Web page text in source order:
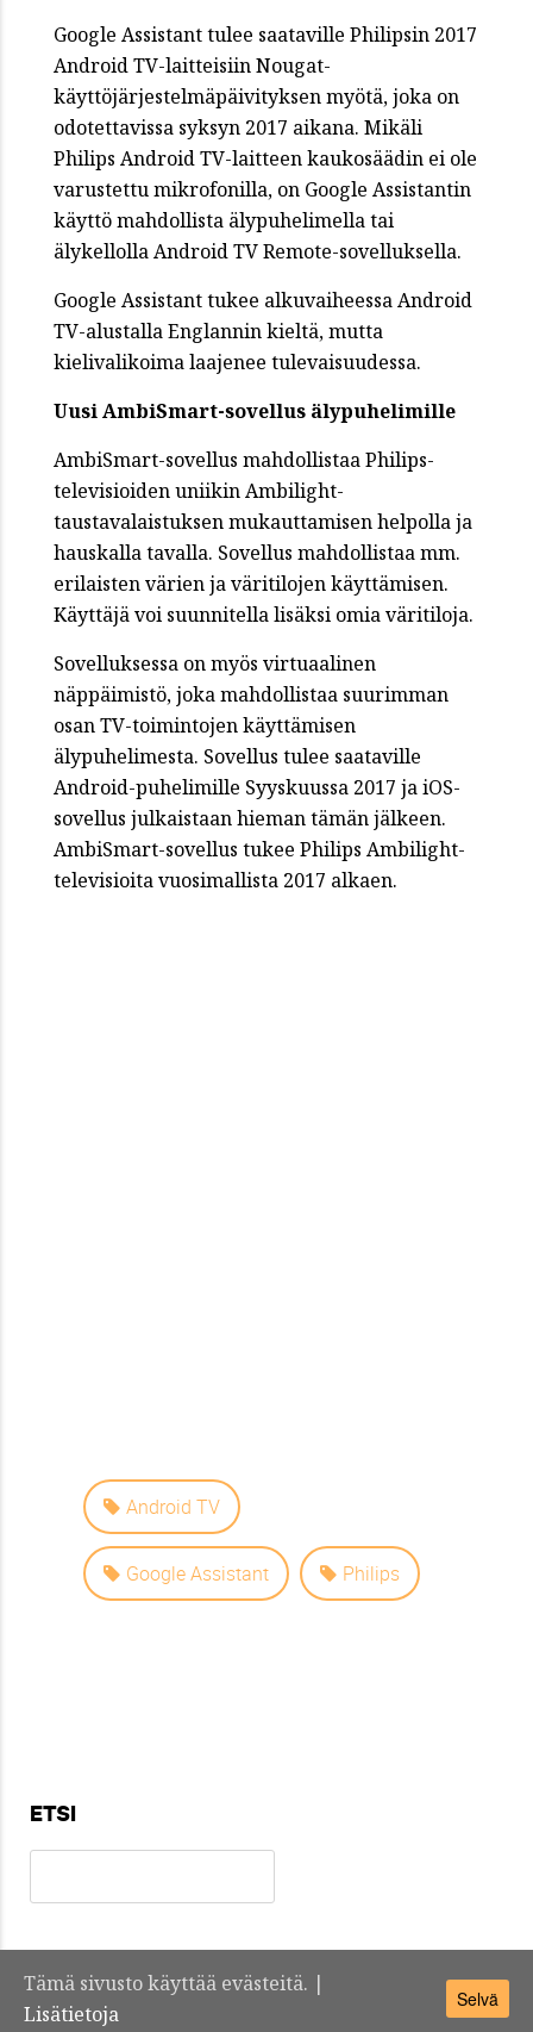
Google Assistant tulee saataville Philipsin 2017
Android TV-laitteisiin Nougat-
käyttöjärjestelmäpäivityksen myötä, joka on
odotettavissa syksyn 2017 aikana. Mikäli
Philips Android TV-laitteen kaukosäädin ei ole
varustettu mikrofonilla, on Google Assistantin
käyttö mahdollista älypuhelimella tai
älykellolla Android TV Remote-sovelluksella.
Google Assistant tukee alkuvaiheessa Android
TV-alustalla Englannin kieltä, mutta
kielivalikoima laajenee tulevaisuudessa.
Uusi AmbiSmart-sovellus älypuhelimille
AmbiSmart-sovellus mahdollistaa Philips-
televisioiden uniikin Ambilight-
taustavalaistuksen mukauttamisen helpolla ja
hauskalla tavalla. Sovellus mahdollistaa mm.
erilaisten värien ja väritilojen käyttämisen.
Käyttäjä voi suunnitella lisäksi omia väritiloja.
Sovelluksessa on myös virtuaalinen
näppäimistö, joka mahdollistaa suurimman
osan TV-toimintojen käyttämisen
älypuhelimesta. Sovellus tulee saataville
Android-puhelimille Syyskuussa 2017 ja iOS-
sovellus julkaistaan hieman tämän jälkeen.
AmbiSmart-sovellus tukee Philips Ambilight-
televisioita vuosimallista 2017 alkaen.
Android TV
Google Assistant Philips
ETSI
Teknosuomi.fi -Yhteystiedot
Tämä sivusto käyttää evästeitä. |
Lisätietoja
Selvä